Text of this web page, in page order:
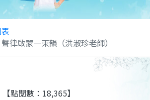
律啟蒙一東韻（洪淑珍老師）
【點閱數：18,365】